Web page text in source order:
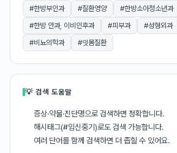
#한방부인과 #질환영양 #한방소아청소년과
#한방 안과, 이비인후과 #피부과 #성형외과
#비뇨의학과 #잇몸질환
💡 검색 도움말
증상·약물·진단명으로 검색하면 정확합니다.
해시태그(#임신중기)로도 검색 가능합니다.
여러 단어를 함께 검색하면 더 좁힐 수 있어요.